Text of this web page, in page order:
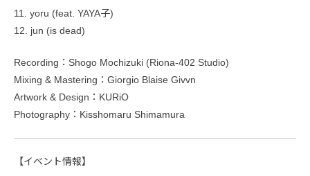
11. yoru (feat. YAYA子)
12. jun (is dead)
Recording：Shogo Mochizuki (Riona-402 Studio)
Mixing & Mastering：Giorgio Blaise Givvn
Artwork & Design：KURiO
Photography：Kisshomaru Shimamura
【イベント情報】